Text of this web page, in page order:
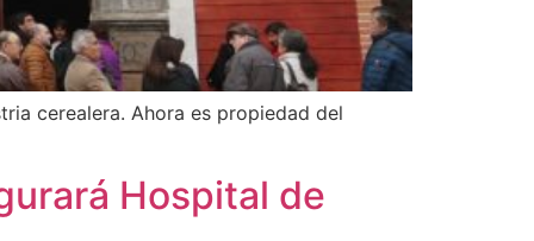
cerealera. Ahora es propiedad del
Hospital de